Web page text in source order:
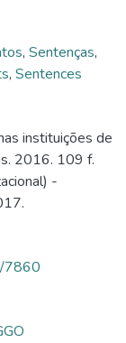
, Sentenças,
, Sentences
instituições de
2016. 109 f.
-
7860